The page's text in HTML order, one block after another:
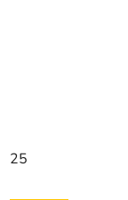
25